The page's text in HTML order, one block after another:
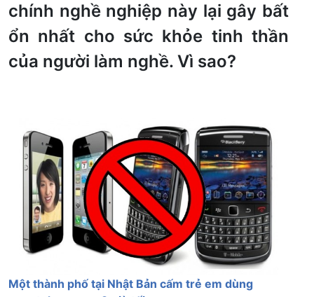
chính nghề nghiệp này lại gây bất
ổn nhất cho sức khỏe tinh thần
của người làm nghề. Vì sao?
Một thành phố tại Nhật Bản cấm trẻ em dùng